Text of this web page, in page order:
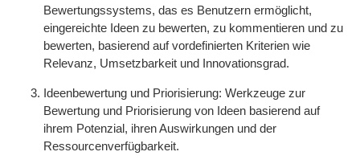
Bewertungssystems, das es Benutzern ermöglicht,
eingereichte Ideen zu bewerten, zu kommentieren und zu
bewerten, basierend auf vordefinierten Kriterien wie
Relevanz, Umsetzbarkeit und Innovationsgrad.
Ideenbewertung und Priorisierung: Werkzeuge zur
Bewertung und Priorisierung von Ideen basierend auf
ihrem Potenzial, ihren Auswirkungen und der
Ressourcenverfügbarkeit.